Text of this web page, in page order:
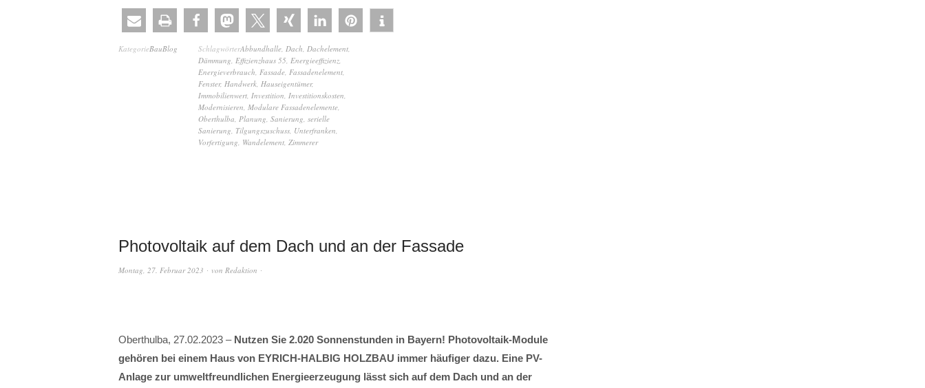
KategorieBauBlog SchlagwörterAbbundhalle Dach Dachelement
Dämmung Effizienzhaus 55 Energieeffizienz
Energieverbrauch Fassade Fassadenelement
Fenster, Handwerk Hauseigentümer,
Immobilienwert Investition Investitionskosten
Modernisieren Modulare Fassadenelemente
Oberthulba Planung Sanierung serielle
Sanierung Tilgungszuschuss Unterfranken
Vorfertigung Wandelement Zimmerer
Photovoltaik auf dem Dach und an der Fassade
Montag, 27. Februar 2023 von Redaktion
Oberthulba, 27.02.2023 – Nutzen Sie 2.020 Sonnenstunden in Bayern! Photovoltaik-Module
gehören bei einem Haus von EYRICH-HALBIG HOLZBAU immer häufiger dazu. Eine PV-
Anlage zur umweltfreundlichen Energieerzeugung lässt sich auf dem Dach und an der